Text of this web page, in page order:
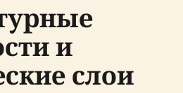
и
слои